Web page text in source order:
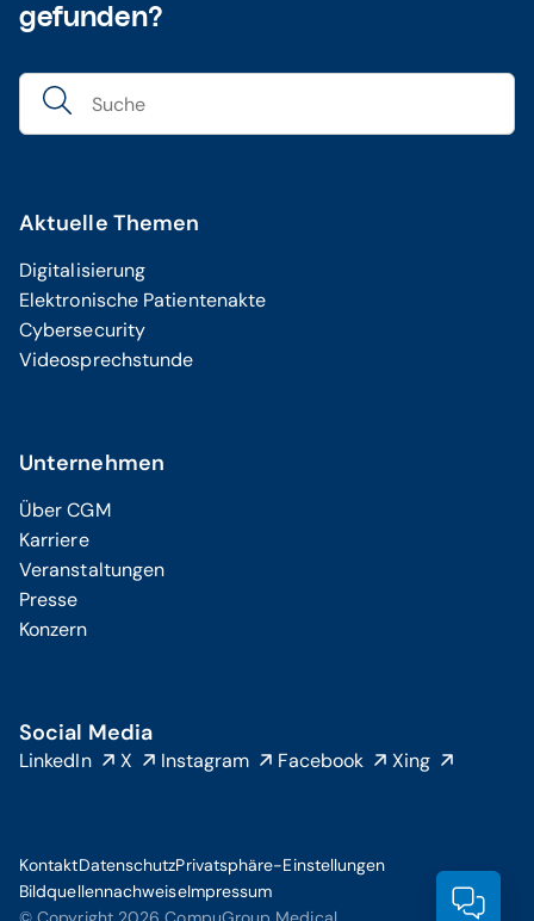
gefunden?
Aktuelle Themen
Digitalisierung
Elektronische Patientenakte
Cybersecurity
Videosprechstunde
Unternehmen
Über CGM
Karriere
Veranstaltungen
Presse
Konzern
Social Media
LinkedIn X Instagram Facebook Xing
KontaktDatenschutzPrivatsphäre-Einstellungen
BildquellennachweiseImpressum